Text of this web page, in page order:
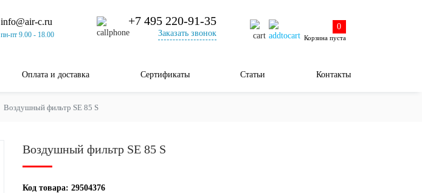
info@air-c.ru
пн-пт 9.00 - 18.00
+7 495 220-91-35
Заказать звонок
0
Корзина пуста
Оплата и доставка Сертификаты Статьи Контакты
Воздушный фильтр SE 85 S
Воздушный фильтр SE 85 S
Код товара: 29504376